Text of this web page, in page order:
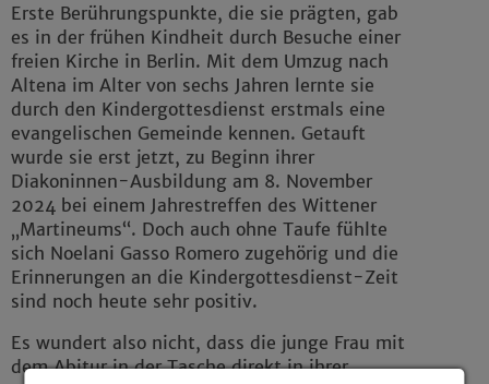
Erste Berührungspunkte, die sie prägten, gab
es in der frühen Kindheit durch Besuche einer
freien Kirche in Berlin. Mit dem Umzug nach
Altena im Alter von sechs Jahren lernte sie
durch den Kindergottesdienst erstmals eine
evangelischen Gemeinde kennen. Getauft
wurde sie erst jetzt, zu Beginn ihrer
Diakoninnen-Ausbildung am 8. November
2024 bei einem Jahrestreffen des Wittener
„Martineums“. Doch auch ohne Taufe fühlte
sich Noelani Gasso Romero zugehörig und die
Erinnerungen an die Kindergottesdienst-Zeit
sind noch heute sehr positiv.
Es wundert also nicht, dass die junge Frau mit
dem Abitur in der Tasche direkt in ihrer